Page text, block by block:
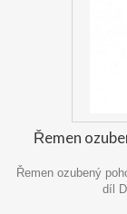
Řemen
Řemen ozubený
díl